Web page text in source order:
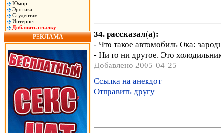
Юмор
Эротика
Студентам
Интернет
Добавить ссылку
РЕКЛАМА
34. рассказал(а):
- Что такое автомобиль Ока:
- Ни то ни другое. Это
Добавлено 2005-04-25
Ссылка на анекдот
Отправить другу